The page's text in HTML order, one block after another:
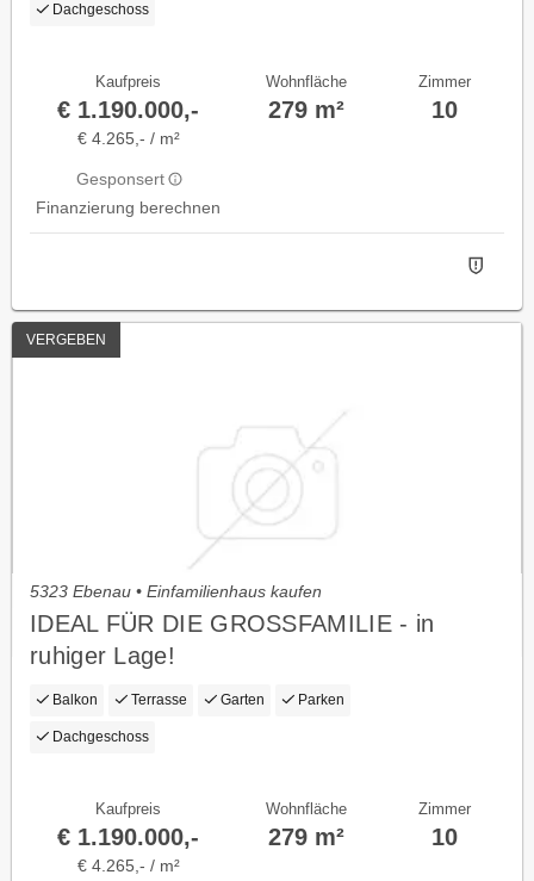
Dachgeschoss
Kaufpreis
€ 1.190.000,-
€ 4.265,- / m²
Gesponsert
Finanzierung berechnen
Wohnfläche
279 m²
Zimmer
10
VERGEBEN
5323 Ebenau • Einfamilienhaus kaufen
IDEAL FÜR DIE GROSSFAMILIE - in
ruhiger Lage!
Balkon Terrasse Garten Parken
Dachgeschoss
Kaufpreis
€ 1.190.000,-
€ 4.265,- / m²
Wohnfläche
279 m²
Zimmer
10